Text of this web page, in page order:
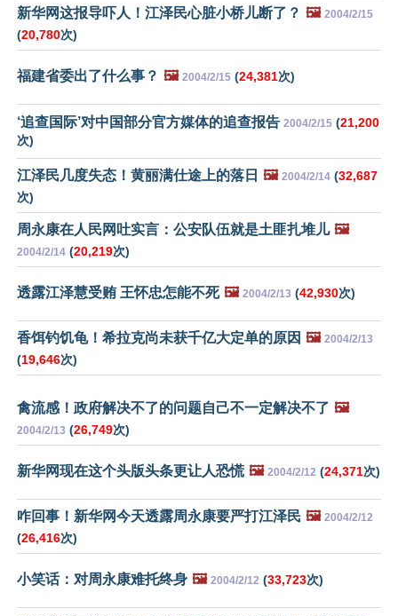
新华网这报导吓人！江泽民心脏小桥儿断了？ 🖼️ 2004/2/15
(20,780次)
福建省委出了什么事？ 🖼️ 2004/2/15 (24,381次)
‘追查国际’对中国部分官方媒体的追查报告 2004/2/15 (21,200
次)
江泽民几度失态！黄丽满仕途上的落日 🖼️ 2004/2/14 (32,687
次)
周永康在人民网吐实言：公安队伍就是土匪扎堆儿 🖼️
2004/2/14 (20,219次)
透露江泽慧受贿 王怀忠怎能不死 🖼️ 2004/2/13 (42,930次)
香饵钓饥龟！希拉克尚未获千亿大定单的原因 🖼️ 2004/2/13
(19,646次)
禽流感！政府解决不了的问题自己不一定解决不了 🖼️
2004/2/13 (26,749次)
新华网现在这个头版头条更让人恐慌 🖼️ 2004/2/12 (24,371次)
咋回事！新华网今天透露周永康要严打江泽民 🖼️ 2004/2/12
(26,416次)
小笑话：对周永康难托终身 🖼️ 2004/2/12 (33,723次)